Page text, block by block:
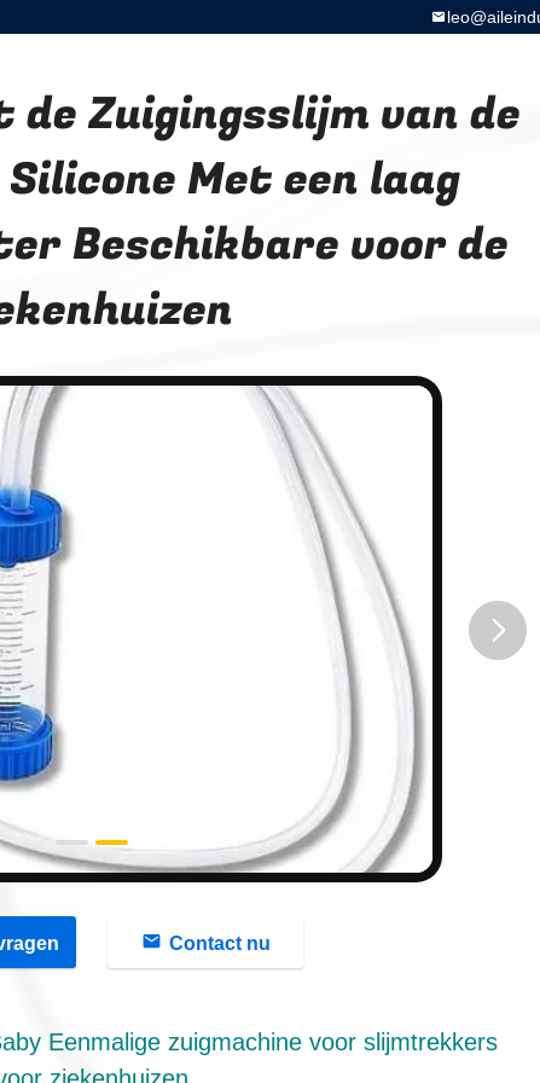
Zuigingsslijm van de
Met een laag
Beschikbare voor de
Contact nu
Eenmalige zuigmachine voor slijmtrekkers